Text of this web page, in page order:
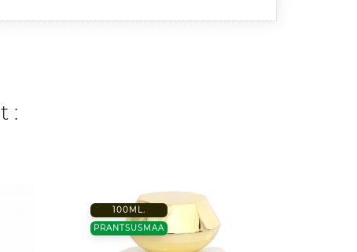
:
100ML.
PRANTSUSMAA